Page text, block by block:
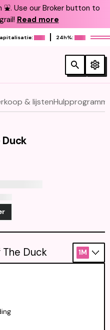
Use our Broker button to
Read more
24h%:
& lijsten
Duck
The Duck 1M